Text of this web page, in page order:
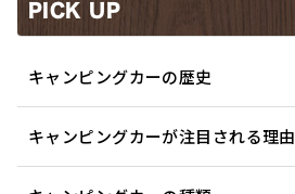
PICK UP
キャンピングカーの歴史
キャンピングカーが注目される理由